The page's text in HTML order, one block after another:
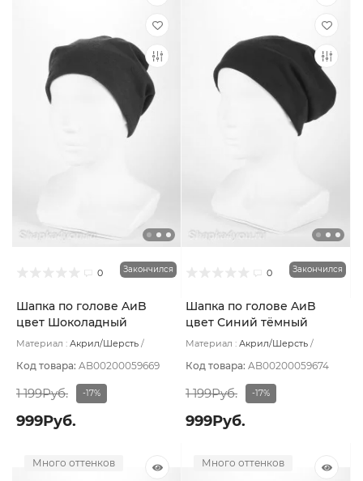
0 Закончился
Шапка по голове AиB
цвет Шоколадный
Материал : Акрил/Шерсть
Код товара: AB00200059669
1 199Руб. -17%
999Руб.
0 Закончился
Шапка по голове AиB
цвет Синий тёмный
Материал : Акрил/Шерсть
Код товара: AB00200059674
1 199Руб. -17%
999Руб.
Много оттенков Много оттенков